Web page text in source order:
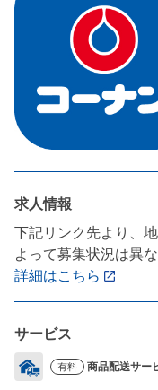
求人情報
下記リンク先より、
よって募集状況は異な
詳細はこちら
サービス
有料 商品配送サー